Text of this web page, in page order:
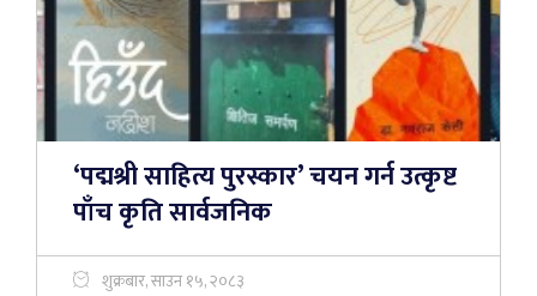
‘पद्मश्री साहित्य पुरस्कार’ चयन गर्न उत्कृष्ट
पाँच कृति सार्वजनिक
शुक्रबार, साउन १५, २०८३